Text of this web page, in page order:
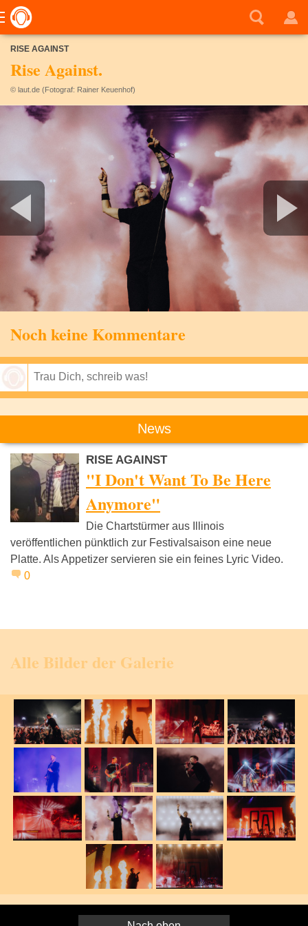
RISE AGAINST
Rise Against.
© laut.de (Fotograf: Rainer Keuenhof)
Noch keine Kommentare
News
RISE AGAINST
"I Don't Want To Be Here
Anymore"
Die Chartstürmer aus Illinois
veröffentlichen pünktlich zur Festivalsaison eine neue
Platte. Als Appetizer servieren sie ein feines Lyric Video.
0
Alle Bilder der Galerie